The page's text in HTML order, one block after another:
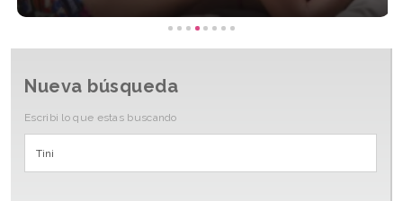
Nueva búsqueda
Escribi lo que estas buscando